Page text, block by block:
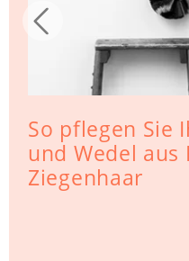
So pflegen Sie
und Wedel aus
Ziegenhaar